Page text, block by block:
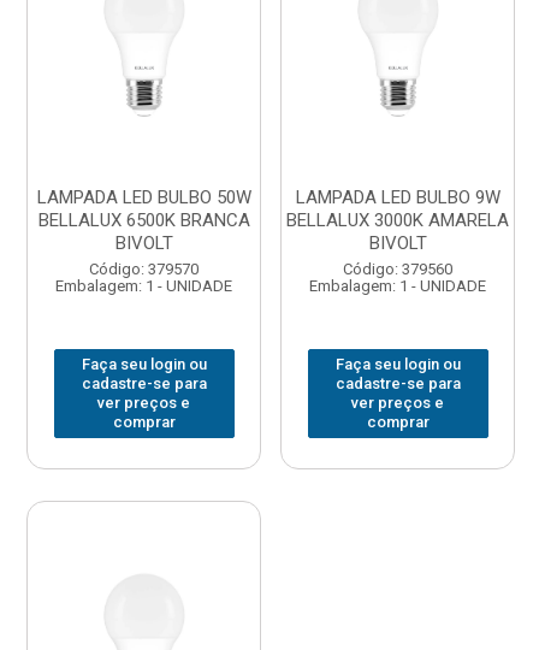
LAMPADA LED BULBO 50W
BELLALUX 6500K BRANCA
BIVOLT
Código: 379570
Embalagem: 1 - UNIDADE
Faça seu login ou
cadastre-se para
ver preços e
comprar
LAMPADA LED BULBO 9W
BELLALUX 3000K AMARELA
BIVOLT
Código: 379560
Embalagem: 1 - UNIDADE
Faça seu login ou
cadastre-se para
ver preços e
comprar